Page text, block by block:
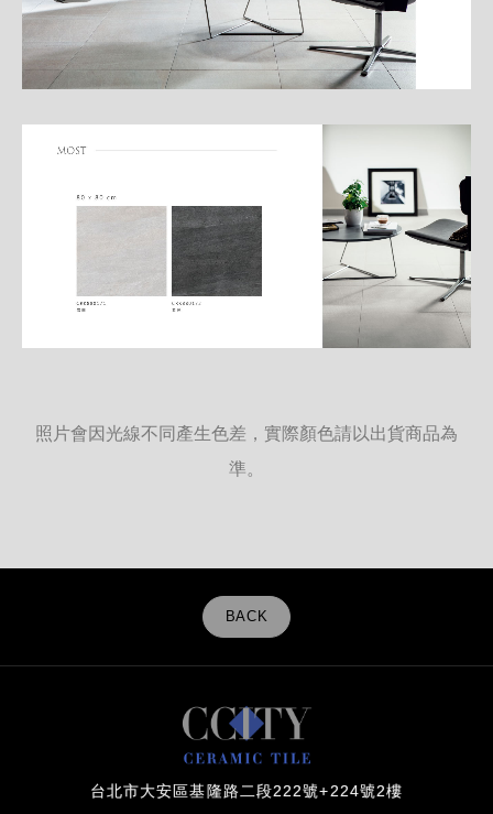
照片會因光線不同產生色差，實際顏色請以出貨商品為
準。
BACK
台北市大安區基隆路二段222號+224號2樓